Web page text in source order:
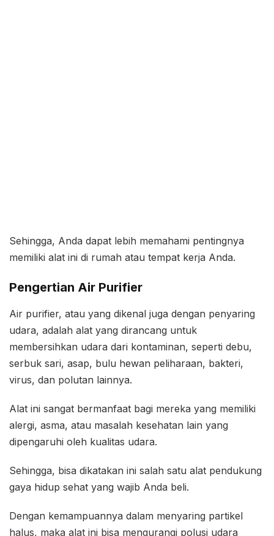
Sehingga, Anda dapat lebih memahami pentingnya
memiliki alat ini di rumah atau tempat kerja Anda.
Pengertian Air Purifier
Air purifier, atau yang dikenal juga dengan penyaring
udara, adalah alat yang dirancang untuk
membersihkan udara dari kontaminan, seperti debu,
serbuk sari, asap, bulu hewan peliharaan, bakteri,
virus, dan polutan lainnya.
Alat ini sangat bermanfaat bagi mereka yang memiliki
alergi, asma, atau masalah kesehatan lain yang
dipengaruhi oleh kualitas udara.
Sehingga, bisa dikatakan ini salah satu alat pendukung
gaya hidup sehat yang wajib Anda beli.
Dengan kemampuannya dalam menyaring partikel
halus, maka alat ini bisa mengurangi polusi udara